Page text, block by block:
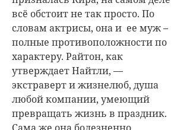
всё обстоит не так просто. По
словам актрисы, она и ее муж –
полные противоположности по
характеру. Райтон, как
утверждает Найтли, —
экстраверт и жизнелюб, душа
любой компании, умеющий
превращать жизнь в праздник.